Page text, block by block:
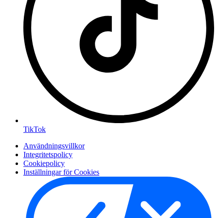
TikTok
Användningsvillkor
Integritetspolicy
Cookiepolicy
Inställningar för Cookies